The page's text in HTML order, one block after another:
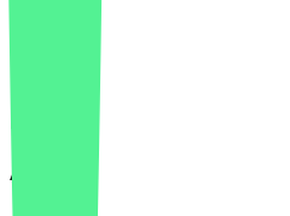
Deutsch
English
About